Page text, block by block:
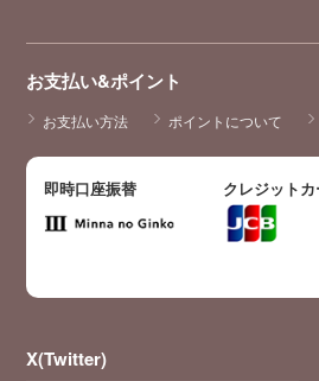
お支払い&ポイント
お支払い方法 ポイントについて
即時口座振替 クレジットカ
X(Twitter)